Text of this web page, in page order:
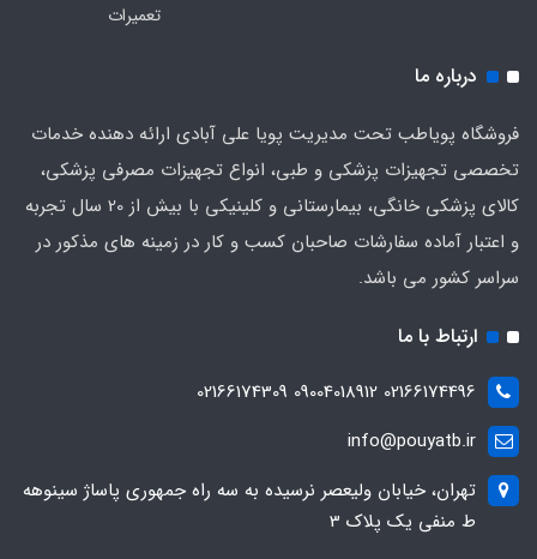
تعمیرات
درباره ما
فروشگاه پویاطب تحت مدیریت پویا علی آبادی ارائه دهنده خدمات
تخصصی تجهیزات پزشکی و طبی، انواع تجهیزات مصرفی پزشکی،
کالای پزشکی خانگی، بیمارستانی و کلینیکی با بیش از 20 سال تجربه
و اعتبار آماده سفارشات صاحبان کسب و کار در زمینه های مذکور در
سراسر کشور می باشد.
ارتباط با ما
02166174496 09004018912 02166174309
info@pouyatb.ir
تهران، خیابان ولیعصر نرسیده به سه راه جمهوری پاساژ سینوهه
ط منفی یک پلاک 3